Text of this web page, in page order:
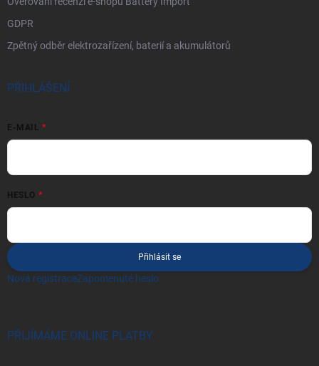
GDPR
Zpětný odběr elektrozařízení, baterií a akumulátorů
PŘIHLÁŠENÍ
E-MAIL
HESLO
Přihlásit se
Nová registraceZapomenuté heslo
PŘIJÍMÁME ONLINE PLATBY